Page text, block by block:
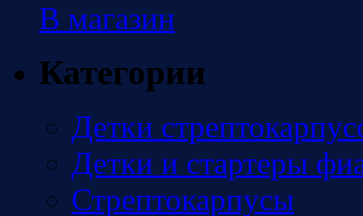
В магазин
Категории
Детки
Детки и стартеры
Стрептокарпусы